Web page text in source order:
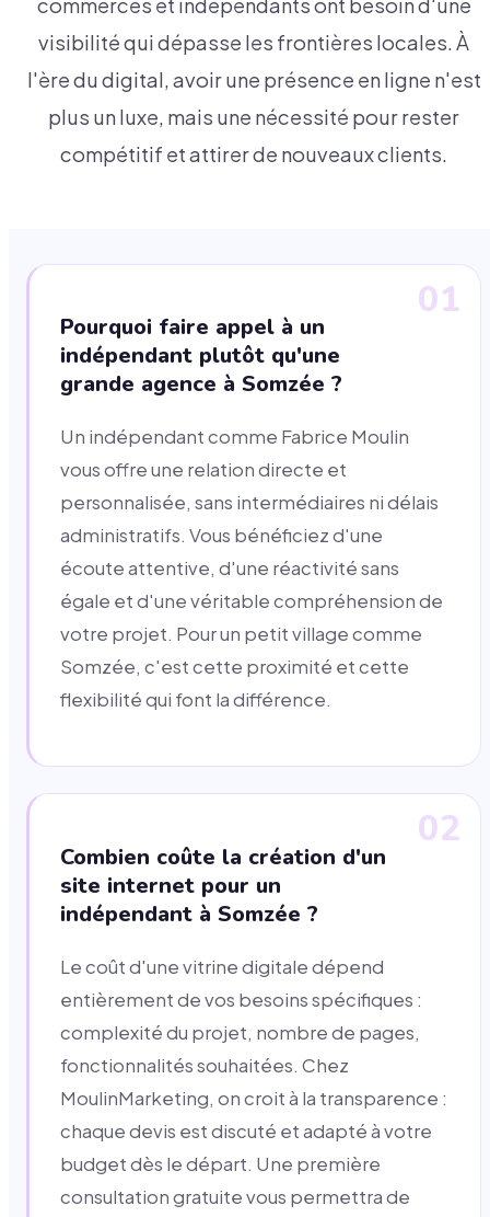
commerces et indépendants ont besoin d'une
visibilité qui dépasse les frontières locales. À
l'ère du digital, avoir une présence en ligne n'est
plus un luxe, mais une nécessité pour rester
compétitif et attirer de nouveaux clients.
01
Pourquoi faire appel à un
indépendant plutôt qu'une
grande agence à Somzée ?
Un indépendant comme Fabrice Moulin
vous offre une relation directe et
personnalisée, sans intermédiaires ni délais
administratifs. Vous bénéficiez d'une
écoute attentive, d'une réactivité sans
égale et d'une véritable compréhension de
votre projet. Pour un petit village comme
Somzée, c'est cette proximité et cette
flexibilité qui font la différence.
02
Combien coûte la création d'un
site internet pour un
indépendant à Somzée ?
Le coût d'une vitrine digitale dépend
entièrement de vos besoins spécifiques :
complexité du projet, nombre de pages,
fonctionnalités souhaitées. Chez
MoulinMarketing, on croit à la transparence :
chaque devis est discuté et adapté à votre
budget dès le départ. Une première
consultation gratuite vous permettra de